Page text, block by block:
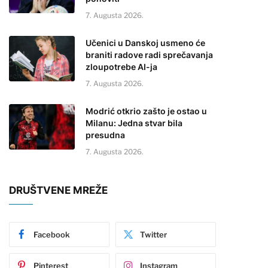
7. Augusta 2026.
Učenici u Danskoj usmeno će
braniti radove radi sprečavanja
zloupotrebe AI-ja
7. Augusta 2026.
Modrić otkrio zašto je ostao u
Milanu: Jedna stvar bila
presudna
7. Augusta 2026.
DRUŠTVENE MREŽE
Facebook Twitter
Pinterest Instagram